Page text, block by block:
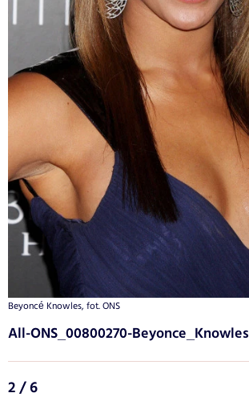
Beyoncé Knowles, fot. ONS
All-ONS_00800270-Beyonce_Knowles
2 / 6